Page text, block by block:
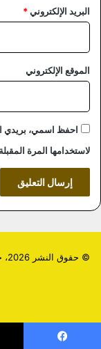
البريد الإلكتروني*
الموقع الإلكتروني
احفظ اسمي، بريدي
لاستخدامها المرة
© حقوق النشر 2026، جميع الحقوق محفوظة |